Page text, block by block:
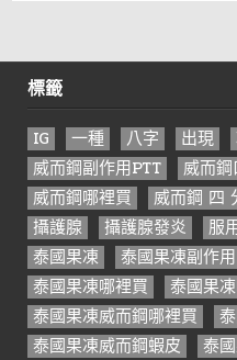
標籤
IG 一種 八字 出現
威而鋼副作用PTT
威而
威而鋼哪裡買
威而鋼 四
攝護腺
攝護腺發炎 服
泰國果凍
泰國果凍副作用
泰國果凍哪裡買
泰國果
泰國果凍威而鋼哪裡買
泰國果凍威而鋼蝦皮
泰